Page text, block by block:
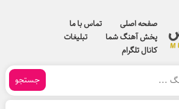
صفحه اصلی
تماس با ما
پخش آهنگ شما
تبلیغات
کانال تلگرام
جستجو